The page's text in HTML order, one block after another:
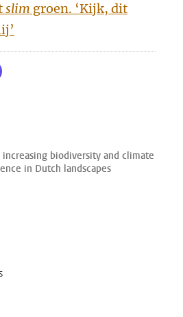
slim groen. ‘Kijk, dit
WhatsApp
via Mastodon
increasing biodiversity and climate
in Dutch landscapes